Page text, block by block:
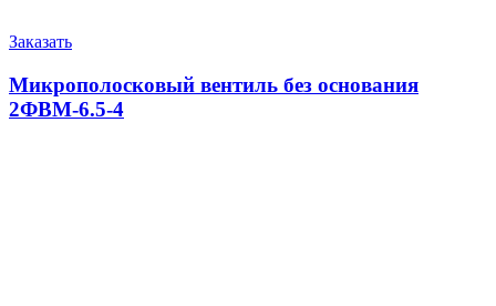
Заказать
Микрополосковый вентиль без основания
2ФВМ-6.5-4